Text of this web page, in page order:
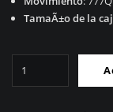
TamaÃ±o de la